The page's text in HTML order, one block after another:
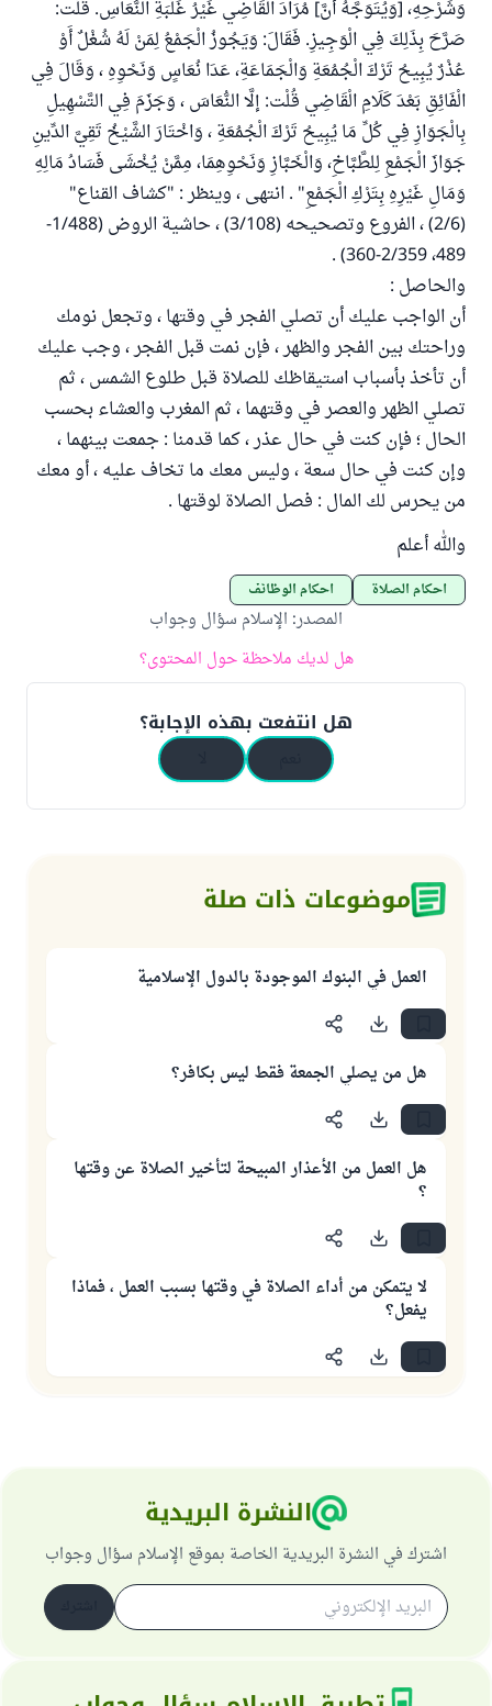
وَشَرْحِهِ، [وَيُتَوَجَّهُ أَنَّ] مُرَادَ الْقَاضِي غَيْرُ غَلَبَةِ النُّعَاسِ. قُلْت:
صَرَّحَ بِذَلِكَ فِي الْوَجِيزِ. فَقَالَ: وَيَجُوزُ الْجَمْعُ لِمَنْ لَهُ شُغْلٌ أَوْ
عُذْرٌ يُبِيحُ تَرْكَ الْجُمُعَةِ وَالْجَمَاعَةِ، عَدَا نُعَاسٍ وَنَحْوِهِ ، وَقَالَ فِي
الْفَائِقِ بَعْدَ كَلَامِ الْقَاضِي قُلْت: إلَّا النُّعَاسَ ، وَجَزَمَ فِي التَّسْهِيلِ
بِالْجَوَازِ فِي كُلِّ مَا يُبِيحُ تَرْكَ الْجُمُعَةِ ، وَاخْتَارَ الشَّيْخُ تَقِيَّ الدِّينِ
جَوَازَ الْجَمْعِ لِلطَّبَّاخِ، وَالْخَبَّازِ وَنَحْوِهِمَا، مِمَّنْ يُخْشَى فَسَادُ مَالِهِ
وَمَالِ غَيْرِهِ بِتَرْكِ الْجَمْعِ" . انتهى ، وينظر : "كشاف القناع"
(2/6) ، الفروع وتصحيحه (3/108) ، حاشية الروض (1/488-
489، 2/359-360) .
والحاصل :
أن الواجب عليك أن تصلي الفجر في وقتها ، وتجعل نومك
وراحتك بين الفجر والظهر ، فإن نمت قبل الفجر ، وجب عليك
أن تأخذ بأسباب استيقاظك للصلاة قبل طلوع الشمس ، ثم
تصلي الظهر والعصر في وقتهما ، ثم المغرب والعشاء بحسب
الحال ؛ فإن كنت في حال عذر ، كما قدمنا : جمعت بينهما ،
وإن كنت في حال سعة ، وليس معك ما تخاف عليه ، أو معك
من يحرس لك المال : فصل الصلاة لوقتها .
والله أعلم
أحكام الصلاة أحكام الوظائف
المصدر: الإسلام سؤال وجواب
هل لديك ملاحظة حول المحتوى؟
هل انتفعت بهذه الإجابة؟
موضوعات ذات صلة
العمل في البنوك الموجودة بالدول الإسلامية
هل من يصلي الجمعة فقط ليس بكافر؟
هل العمل من الأعذار المبيحة لتأخير الصلاة عن وقتها
؟
لا يتمكن من أداء الصلاة في وقتها بسبب العمل ، فماذا
يفعل؟
النشرة البريدية
اشترك في النشرة البريدية الخاصة بموقع الإسلام سؤال وجواب